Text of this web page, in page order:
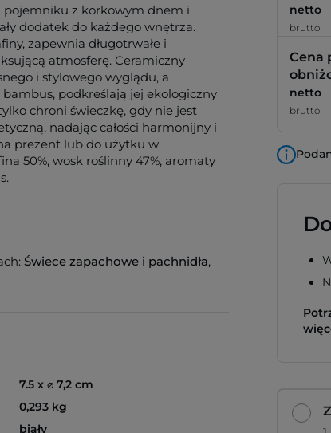
pojemniku z korkowym dnem i
dodatek do każdego wnętrza.
zapewnia długotrwałe i
atmosferę. Ceramiczny
i stylowego wyglądu, a
podkreślają jej ekologiczny
chroni świeczkę, gdy nie jest
nadając całości harmonijny i
prezent lub do użytku w
50%, wosk roślinny 47%, aromaty
Świece zapachowe i pachnidła,
7.5 x ⌀ 7,2 cm
0,293 kg
biały
netto
brutto
Cena
netto
brutto